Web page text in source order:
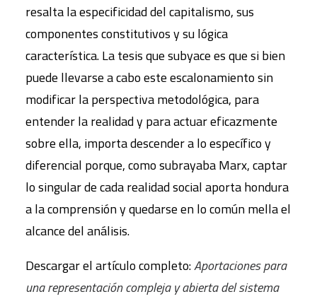
resalta la especificidad del capitalismo, sus
componentes constitutivos y su lógica
característica. La tesis que subyace es que si bien
puede llevarse a cabo este escalonamiento sin
modificar la perspectiva metodológica, para
entender la realidad y para actuar eficazmente
sobre ella, importa descender a lo específico y
diferencial porque, como subrayaba Marx, captar
lo singular de cada realidad social aporta hondura
a la comprensión y quedarse en lo común mella el
alcance del análisis.
Descargar el artículo completo:Aportaciones para
una representación compleja y abierta del sistema